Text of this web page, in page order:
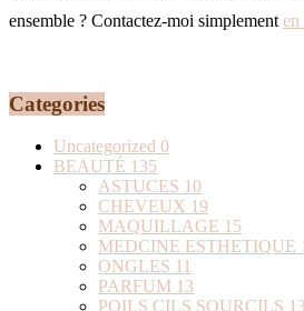
ensemble ? Contactez-moi simplement en
Categories
Uncategorized 0
BEAUTÉ 135
ASTUCES 10
CHEVEUX 19
MAQUILLAGE 15
MEDCINE ESTHETIQUE
ONGLES 11
PARFUM 13
POILS CILS SOURCILS 13